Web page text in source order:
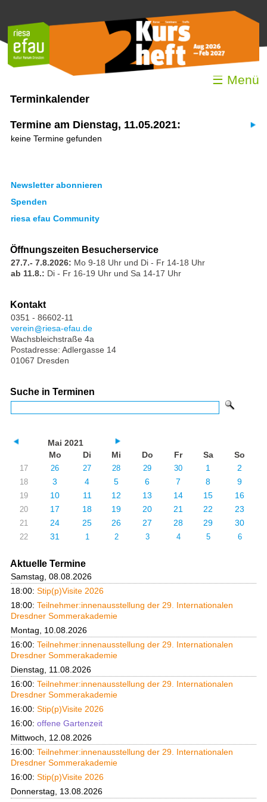
☰ Menü
Terminkalender
Termine am Dienstag, 11.05.2021:
keine Termine gefunden
Newsletter abonnieren
Spenden
riesa efau Community
Öffnungszeiten Besucherservice
27.7.- 7.8.2026: Mo 9-18 Uhr und Di - Fr 14-18 Uhr
ab 11.8.: Di - Fr 16-19 Uhr und Sa 14-17 Uhr
Kontakt
0351 - 86602-11
verein
riesa-efau.de
Wachsbleichstraße 4a
Postadresse: Adlergasse 14
01067 Dresden
Suche in Terminen
Mai 2021
Mo
Di Mi Do Fr Sa So
17 26 27 28 29 30 1 2
18 3 4 5 6 7 8 9
19 10 11 12 13 14 15 16
20 17 18 19 20 21 22 23
21 24 25 26 27 28 29 30
22 31 1 2 3 4 5 6
Aktuelle Termine
Samstag, 08.08.2026
18:00: Stip(p)Visite 2026
18:00: Teilnehmer:innenausstellung der 29. Internationalen
Dresdner Sommerakademie
Montag, 10.08.2026
16:00: Teilnehmer:innenausstellung der 29. Internationalen
Dresdner Sommerakademie
Dienstag, 11.08.2026
16:00: Teilnehmer:innenausstellung der 29. Internationalen
Dresdner Sommerakademie
16:00: Stip(p)Visite 2026
16:00: offene Gartenzeit
Mittwoch, 12.08.2026
16:00: Teilnehmer:innenausstellung der 29. Internationalen
Dresdner Sommerakademie
16:00: Stip(p)Visite 2026
Donnerstag, 13.08.2026